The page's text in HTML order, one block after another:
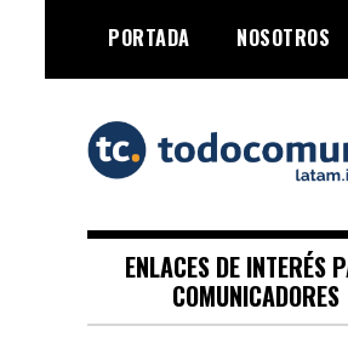
content
PORTADA NOSOTROS
LATAM
ENLACES DE INTERÉS
COMUNICADORES